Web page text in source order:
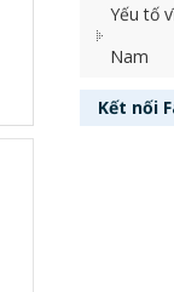
Yếu tố
Nam
Kết nối